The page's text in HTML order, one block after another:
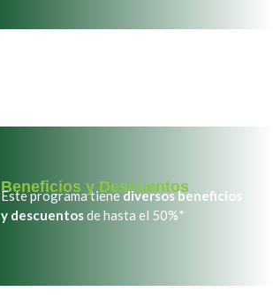
Beneficios y Descuentos
Este programa tienediversos beneficios
y descuentosde hasta el 50%*